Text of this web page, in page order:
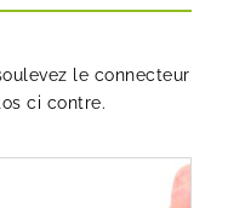
le connecteur
ci contre.